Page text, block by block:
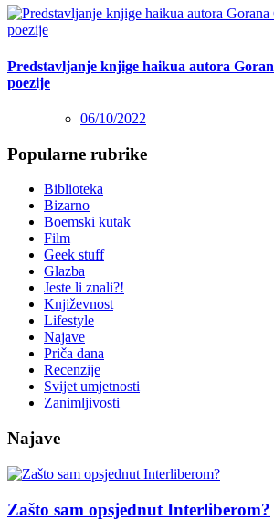
Predstavljanje knjige haikua autora
poezije
06/10/2022
Popularne rubrike
Biblioteka
Bizarno
Boemski kutak
Film
Geek stuff
Glazba
Jeste li znali?!
Književnost
Lifestyle
Najave
Priča dana
Recenzije
Svijet umjetnosti
Zanimljivosti
Najave
Zašto sam opsjednut Interliberom?